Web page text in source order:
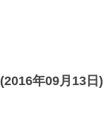
(2016年09月13日)